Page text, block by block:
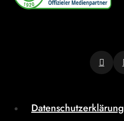
Datenschutzerklärung